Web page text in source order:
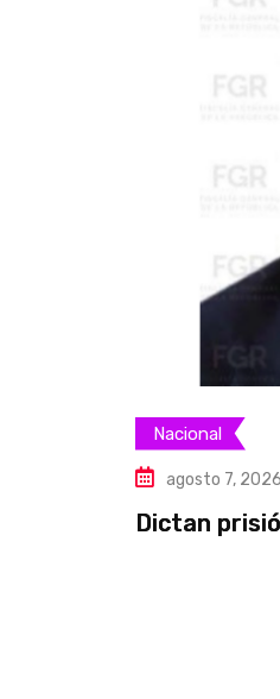
Nacional
agosto 7, 2026
Dictan